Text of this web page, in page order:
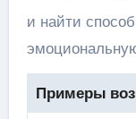
и найти
Примеры